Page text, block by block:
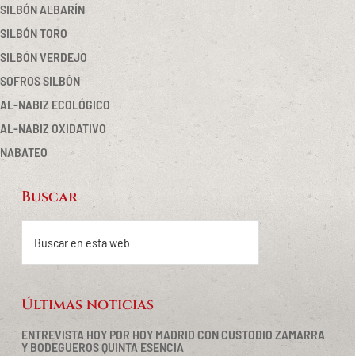
SILBÓN ALBARÍN
SILBÓN TORO
SILBÓN VERDEJO
SOFROS SILBÓN
AL-NABIZ ECOLÓGICO
AL-NABIZ OXIDATIVO
NABATEO
Footer
Buscar
esta
Últimas noticias
ENTREVISTA HOY POR HOY MADRID CON CUSTODIO ZAMARRA
Y BODEGUEROS QUINTA ESENCIA